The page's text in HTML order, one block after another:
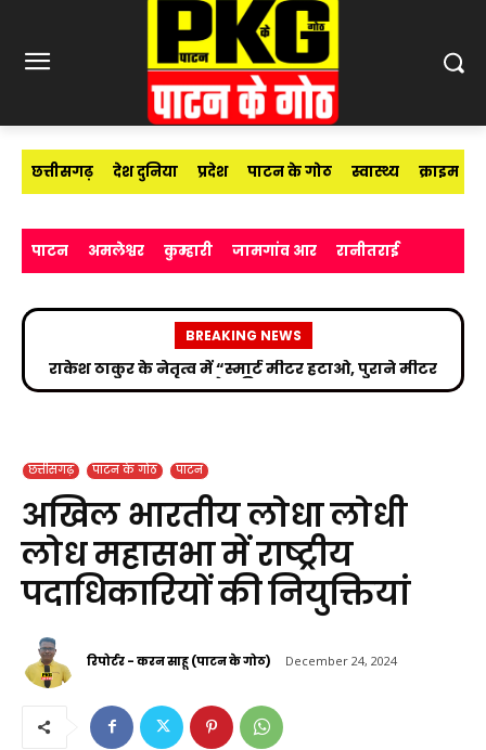
छत्तीसगढ़ देश दुनिया प्रदेश पाटन के गोठ स्वास्थ्य क्राइम
पाटन अमलेश्वर कुम्हारी जामगांव आर रानीतराई
BREAKING NEWS
सड़क हादसे के बाद उपचाररत किरण सिंह देव से मिले सांसद
विजय बघेल
छत्तीसगढ़ पाटन के गोठ पाटन
अखिल भारतीय लोधा लोधी
लोध महासभा में राष्ट्रीय
पदाधिकारियों की नियुक्तियां
रिपोर्टर - करन साहू (पाटन के गोठ) December 24, 2024